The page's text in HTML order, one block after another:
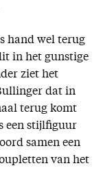
hand wel terug
in het gunstige
ziet het
dat in
terug komt
een stijlfiguur
samen een
van het